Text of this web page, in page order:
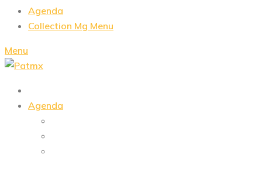
Agenda
Collection Mg Menu
Menu
Agenda